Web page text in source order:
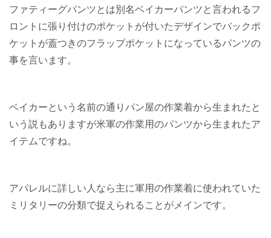
ファティーグパンツとは別名ベイカーパンツと言われるフ
ロントに張り付けのポケットが付いたデザインでバックポ
ケットが蓋つきのフラップポケットになっているパンツの
事を言います。
ベイカーという名前の通りパン屋の作業着から生まれたと
いう説もありますが米軍の作業用のパンツから生まれたア
イテムですね。
アパレルに詳しい人なら主に軍用の作業着に使われていた
ミリタリーの分類で捉えられることがメインです。